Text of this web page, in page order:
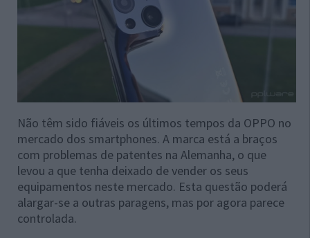
Não têm sido fiáveis os últimos tempos da OPPO no
mercado dos smartphones. A marca está a braços
com problemas de patentes na Alemanha, o que
levou a que tenha deixado de vender os seus
equipamentos neste mercado. Esta questão poderá
alargar-se a outras paragens, mas por agora parece
controlada.